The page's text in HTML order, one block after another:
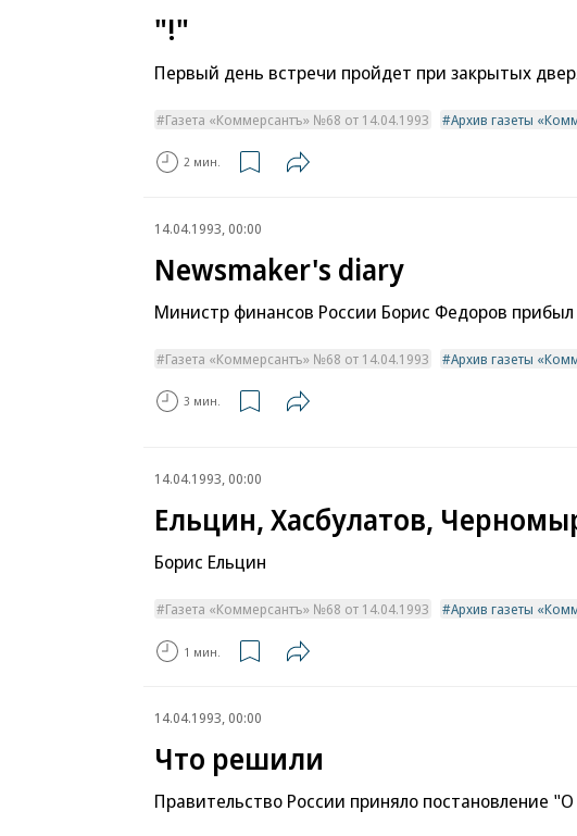
"!"
Первый день встречи пройдет при закрытых
Газета «Коммерсантъ» №68 от 14.04.1993 Архив газеты
2 мин.
14.04.1993, 00:00
Newsmaker's diary
Министр финансов России Борис Федоров
Газета «Коммерсантъ» №68 от 14.04.1993 Архив газеты
3 мин.
14.04.1993, 00:00
Ельцин, Хасбулатов,
Борис Ельцин
Газета «Коммерсантъ» №68 от 14.04.1993 Архив газеты
1 мин.
14.04.1993, 00:00
Что решили
Правительство России приняло постановление